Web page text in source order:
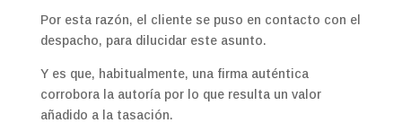
Por esta razón, el cliente se puso en contacto con el
despacho, para dilucidar este asunto.
Y es que, habitualmente, una firma auténtica
corrobora la autoría por lo que resulta un valor
añadido a la tasación.